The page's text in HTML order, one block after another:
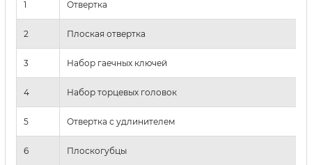
1 Отвертка
2 Плоская отвертка
3 Набор гаечных ключей
4 Набор торцевых головок
5 Отвертка с удлинителем
6 Плоскогубцы